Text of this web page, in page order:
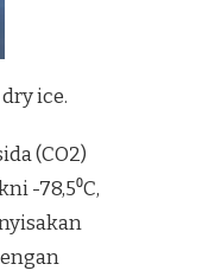
ice.
(CO2)
-78,5⁰C,